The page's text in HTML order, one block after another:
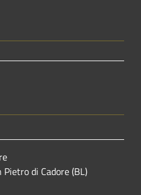
di Cadore (BL)